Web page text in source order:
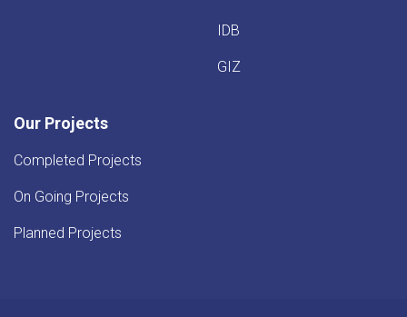
IDB
GIZ
Our Projects
Completed Projects
On Going Projects
Planned Projects